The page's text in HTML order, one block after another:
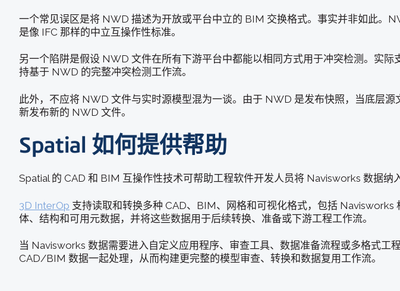
一个常见误区是将 NWD 描述为开放或平台中立的 BIM 交换格式。事实并非如此。
是像 IFC 那样的中立互操作性标准。
另一个陷阱是假设 NWD 文件在所有下游平台中都能以相同方式用于冲突检测。实
持基于 NWD 的完整冲突检测工作流。
此外，不应将 NWD 文件与实时源模型混为一谈。由于 NWD 是发布快照，当底层
新发布新的 NWD 文件。
Spatial 如何提供帮助
Spatial 的 CAD 和 BIM 互操作性技术可帮助工程软件开发人员将 Navisworks 数据纳
3D InterOp 支持读取和转换多种 CAD、BIM、网格和可视化格式，包括
体、结构和可用元数据，并将这些数据用于后续转换、准备或下游工程工作流。
当 Navisworks 数据需要进入自定义应用程序、审查工具、数据准备流程或多格式
CAD/BIM 数据一起处理，从而构建更完整的模型审查、转换和数据复用工作流。